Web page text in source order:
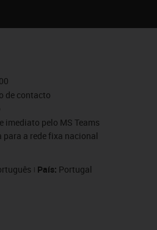
de contacto
imediato pelo MS Teams
para a rede fixa nacional
País: Portugal